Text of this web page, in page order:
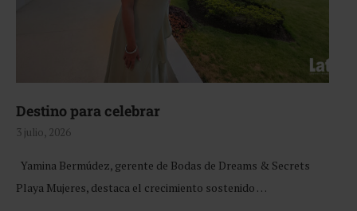
Destino para celebrar
3 julio, 2026
Yamina Bermúdez, gerente de Bodas de Dreams & Secrets
Playa Mujeres, destaca el crecimiento sostenido …